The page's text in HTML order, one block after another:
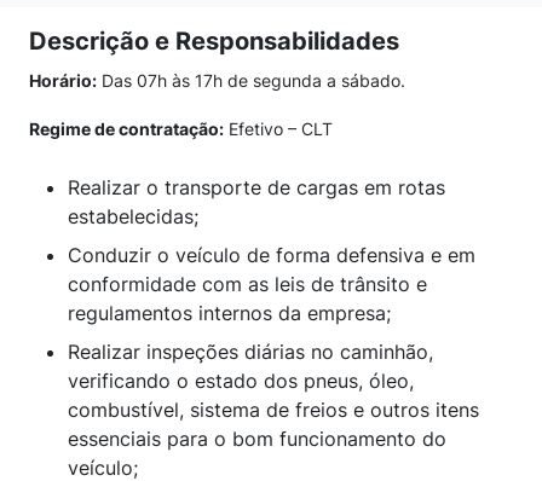
Descrição e Responsabilidades
Horário: Das 07h às 17h de segunda a sábado.
Regime de contratação: Efetivo – CLT
Realizar o transporte de cargas em rotas
estabelecidas;
Conduzir o veículo de forma defensiva e em
conformidade com as leis de trânsito e
regulamentos internos da empresa;
Realizar inspeções diárias no caminhão,
verificando o estado dos pneus, óleo,
combustível, sistema de freios e outros itens
essenciais para o bom funcionamento do
veículo;